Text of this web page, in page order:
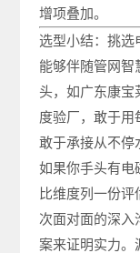
增项叠加。
选型小结：挑选
能够伴随管网智
头，如广东康宝
度验厂，敢于用
敢于承接从不停
如果你手头有电
比维度列一份
次面对面的深入
案来证明实力。